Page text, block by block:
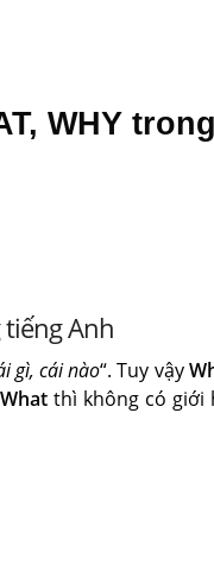
WHY
tiếng Anh
gì, cái nào“. Tuy vậy
Whatthì không có giới